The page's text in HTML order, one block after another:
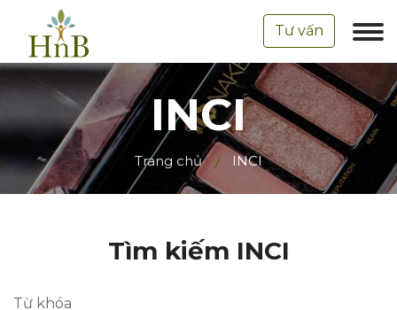
Tư vấn
INCI
Trang chủ INCI
Tìm kiếm INCI
Từ khóa